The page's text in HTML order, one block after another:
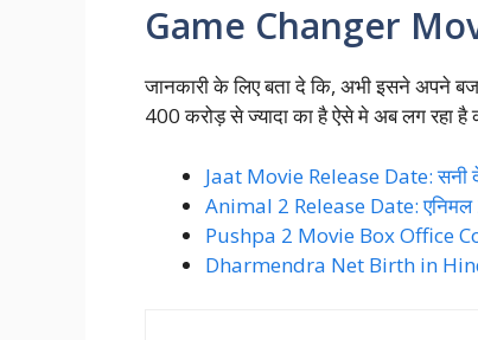
Game Changer
जानकारी के लिए बता दे कि, अभी इसने अपने
400 करोड़ से ज्यादा का है ऐसे मे अब लग रहा
Jaat Movie Release Date: सनी
Animal 2 Release Date: एनिमल 2
Pushpa 2 Movie Box Office
Dharmendra Net Birth in Hindi: